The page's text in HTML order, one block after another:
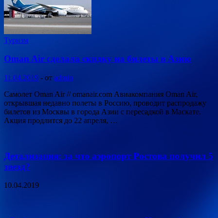
Туризм
Oman Air сделала скидку на билеты в Азию
11.04.2019 - от admin
Самолет Oman Air // omanair.com Авиакомпания Oman Air,
открывшая недавно полеты в Россию, проводит распродажу
билетов из Москвы в города Азии с пересадкой в Маскате.
Акция продлится до 22 апреля, …
Детализация: за что аэропорт Ростова получил 5
звезд?
10.04.2019